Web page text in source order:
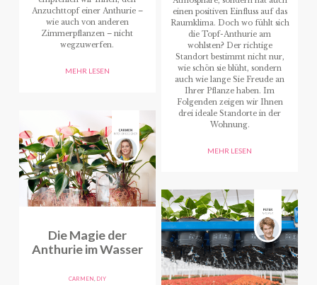
Anzuchttopf einer Anthurie –
wie auch von anderen
Zimmerpflanzen – nicht
wegzuwerfen.
MEHR LESEN
Die Magie der
Anthurie im Wasser
CARMEN, DIY
einen positiven Einfluss auf das
Raumklima. Doch wo fühlt sich
die Topf-Anthurie am
wohlsten? Der richtige
Standort bestimmt nicht nur,
wie schön sie blüht, sondern
auch wie lange Sie Freude an
Ihrer Pflanze haben. Im
Folgenden zeigen wir Ihnen
drei ideale Standorte in der
Wohnung.
MEHR LESEN